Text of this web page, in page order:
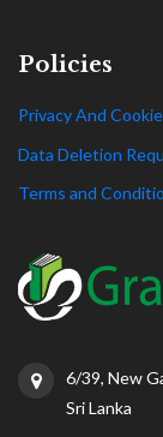
Policies
Privacy And
Data Deletion
Terms and
6/39, New
Sri Lanka